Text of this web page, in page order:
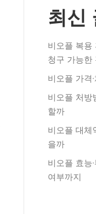
최신
비오플 복용
청구 가능한
비오플 가격
비오플 처방
할까
비오플 대체
을까
비오플 효능
여부까지